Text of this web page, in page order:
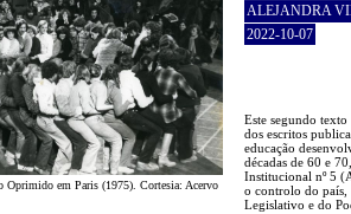
Oprimido em Paris (1975). Cortesia: Acervo
ALEJANDRA
2022-10-07
Este segundo
dos escritos
educação
décadas de 60 e
Institucional nº 5
o controlo do país,
Legislativo e do